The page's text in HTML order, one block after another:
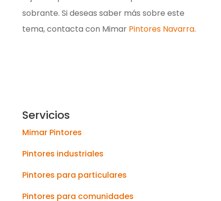
sobrante. Si deseas saber más sobre este
tema, contacta con Mimar Pintores Navarra.
Servicios
Mimar Pintores
Pintores industriales
Pintores para particulares
Pintores para comunidades